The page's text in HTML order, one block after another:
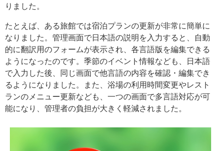
りました。
たとえば、ある旅館では宿泊プランの更新が非常に簡単に
なりました。管理画面で日本語の説明を入力すると、自動
的に翻訳用のフォームが表示され、各言語版を編集できる
ようになったのです。季節のイベント情報なども、日本語
で入力した後、同じ画面で他言語の内容を確認・編集でき
るようになりました。また、浴場の利用時間変更やレスト
ランのメニュー更新なども、一つの画面で多言語対応が可
能になり、管理者の負担が大きく軽減されました。